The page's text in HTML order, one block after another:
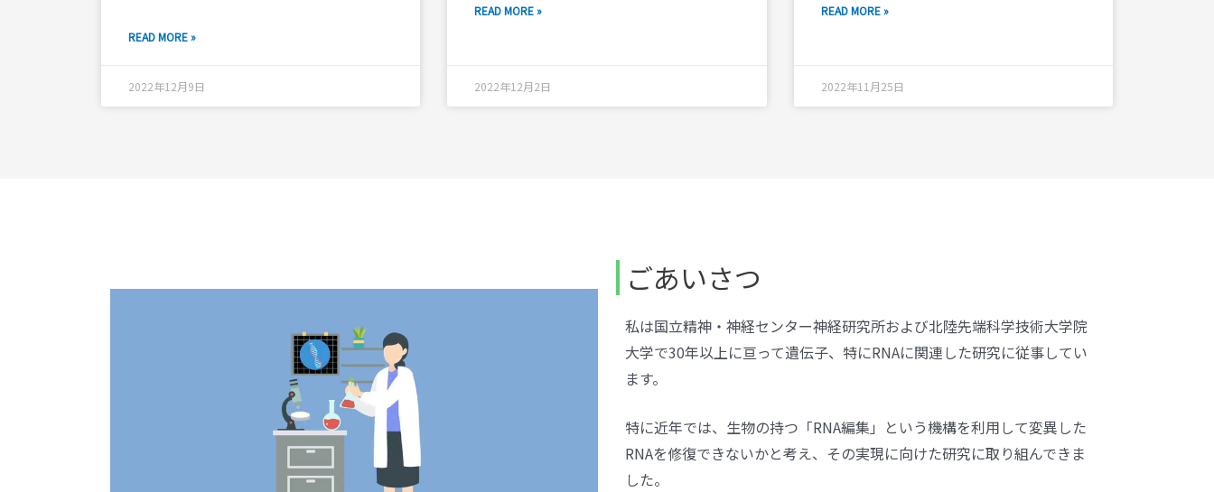
READ MORE »
2022年12月9日
READ MORE »
2022年12月2日
READ MORE »
2022年11月25日
ごあいさつ
私は国立精神・神経センター神経研究所および北陸先端科学技術大学院
大学で30年以上に亘って遺伝子、特にRNAに関連した研究に従事してい
ます。
特に近年では、生物の持つ「RNA編集」という機構を利用して変異した
RNAを修復できないかと考え、その実現に向けた研究に取り組んできま
した。